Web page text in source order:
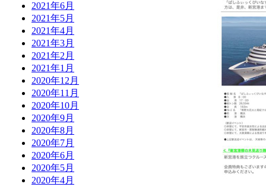
2021年6月
2021年5月
2021年4月
2021年3月
2021年2月
2021年1月
2020年12月
2020年11月
2020年10月
2020年9月
2020年8月
2020年7月
2020年6月
2020年5月
2020年4月